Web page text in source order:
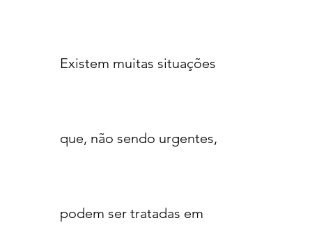
Existem muitas situações
que, não sendo urgentes,
podem ser tratadas em